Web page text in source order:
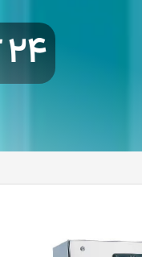
24